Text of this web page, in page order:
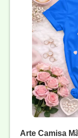
Arte Camisa